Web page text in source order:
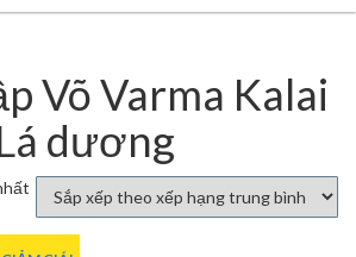
Võ Varma Kalai
dương